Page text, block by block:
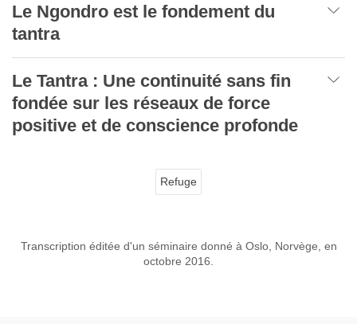
Le Ngondro est le fondement du
tantra
Le Tantra : Une continuité sans fin
fondée sur les réseaux de force
positive et de conscience profonde
Refuge
Transcription éditée d'un séminaire donné à Oslo, Norvège, en
octobre 2016.